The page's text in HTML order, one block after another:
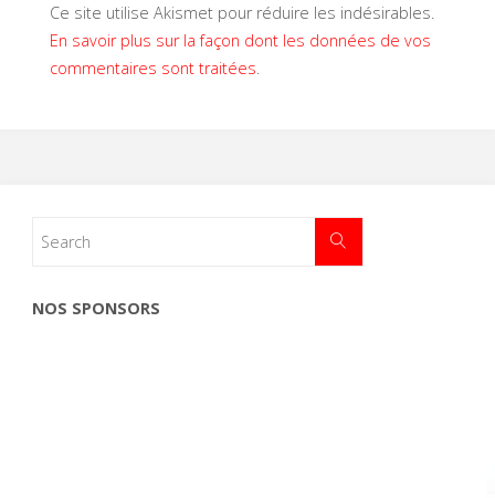
Ce site utilise Akismet pour réduire les indésirables.
En savoir plus sur la façon dont les données de vos
commentaires sont traitées
NOS SPONSORS